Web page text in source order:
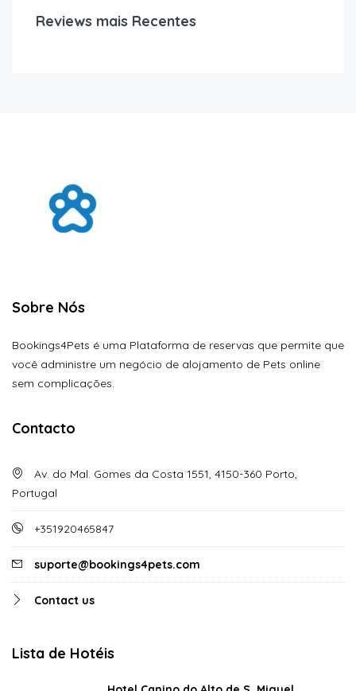
Reviews mais Recentes
Sobre Nós
Bookings4Pets é uma Plataforma de reservas que permite que
você administre um negócio de alojamento de Pets online
sem complicações.
Contacto
Av. do Mal. Gomes da Costa 1551, 4150-360 Porto,
Portugal
+351920465847
suporte@bookings4pets.com
Contact us
Lista de Hotéis